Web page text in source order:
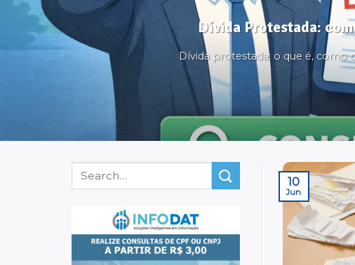
Dívida Protestada:
Dívida protestada: o que é, como
10
Jun